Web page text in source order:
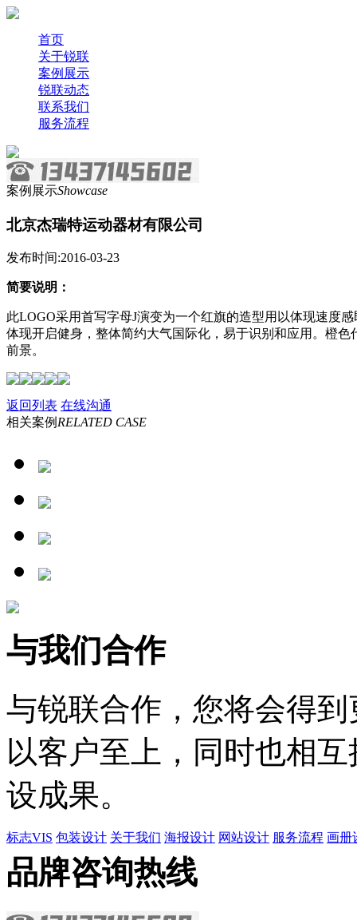
首页
关于锐联
案例展示
锐联动态
联系我们
服务流程
案例展示Showcase
北京杰瑞特运动器材有限公司
发布时间:2016-03-23
简要说明 ：
此LOGO采用首写字母J演变为一个红旗的造型用以体现速度
体现开启健身，整体简约大气国际化，易于识别和应用。 橙色
前景。
返回列表 在线沟通
相关案例RELATED CASE
与我们合作
与锐联合作，您将会得
以客户至上，同时也相
设成果。
标志VIS 包装设计 关于我们 海报设计 网站设计 服务流程 画册
品牌咨询热线